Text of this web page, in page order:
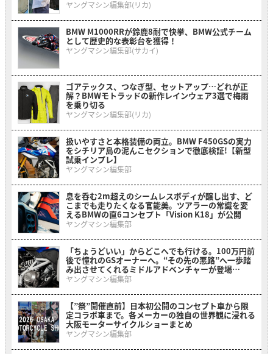
ヤングマシン編集部(リカ)
BMW M1000RRが鈴鹿8耐で快挙、BMW公式チーム
として歴史的な表彰台を獲得！
ヤングマシン編集部(サカイ)
ゴアテックス、つなぎ型、セットアップ…どれが正
解？BMWモトラッドの新作レインウェア3選で梅雨
を乗り切る
ヤングマシン編集部(リカ)
扱いやすさと本格装備の両立。BMW F450GSの実力
をシチリア島の泥んこセクションで徹底検証!【新型
試乗インプレ】
ヤングマシン編集部
息を呑む2m超えのシームレスボディが醸し出す、ど
こまでも走りたくなる官能美。ツアラーの常識を変
えるBMWの直6コンセプト「Vision K18」が公開
ヤングマシン編集部
「ちょうどいい」からどこへでも行ける。100万円前
後で憧れのGSオーナーへ。“その先の悪路”へ一歩踏
み出させてくれるミドルアドベンチャーが登場
【BMW F 450 GS】
ヤングマシン編集部
【”祭”開催直前】日本初公開のコンセプト車から限
定コラボ車まで。各メーカーの独自の世界観に浸れる
大阪モーターサイクルショーまとめ
ヤングマシン編集部